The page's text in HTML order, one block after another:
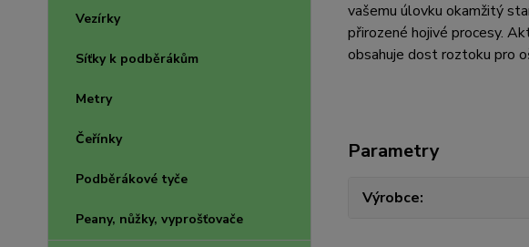
Vezírky
Síťky k podběrákům
Metry
Čeřínky
Podběrákové tyče
Peany, nůžky, vyprošťovače
vašemu úlovku okamžitý
přirozené hojivé procesy.
obsahuje dost roztoku pro
Parametry
Výrobce